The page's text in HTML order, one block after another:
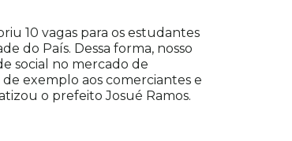
10 vagas para os estudantes
do País. Dessa forma, nosso
social no mercado de
exemplo aos comerciantes e
o prefeito Josué Ramos.